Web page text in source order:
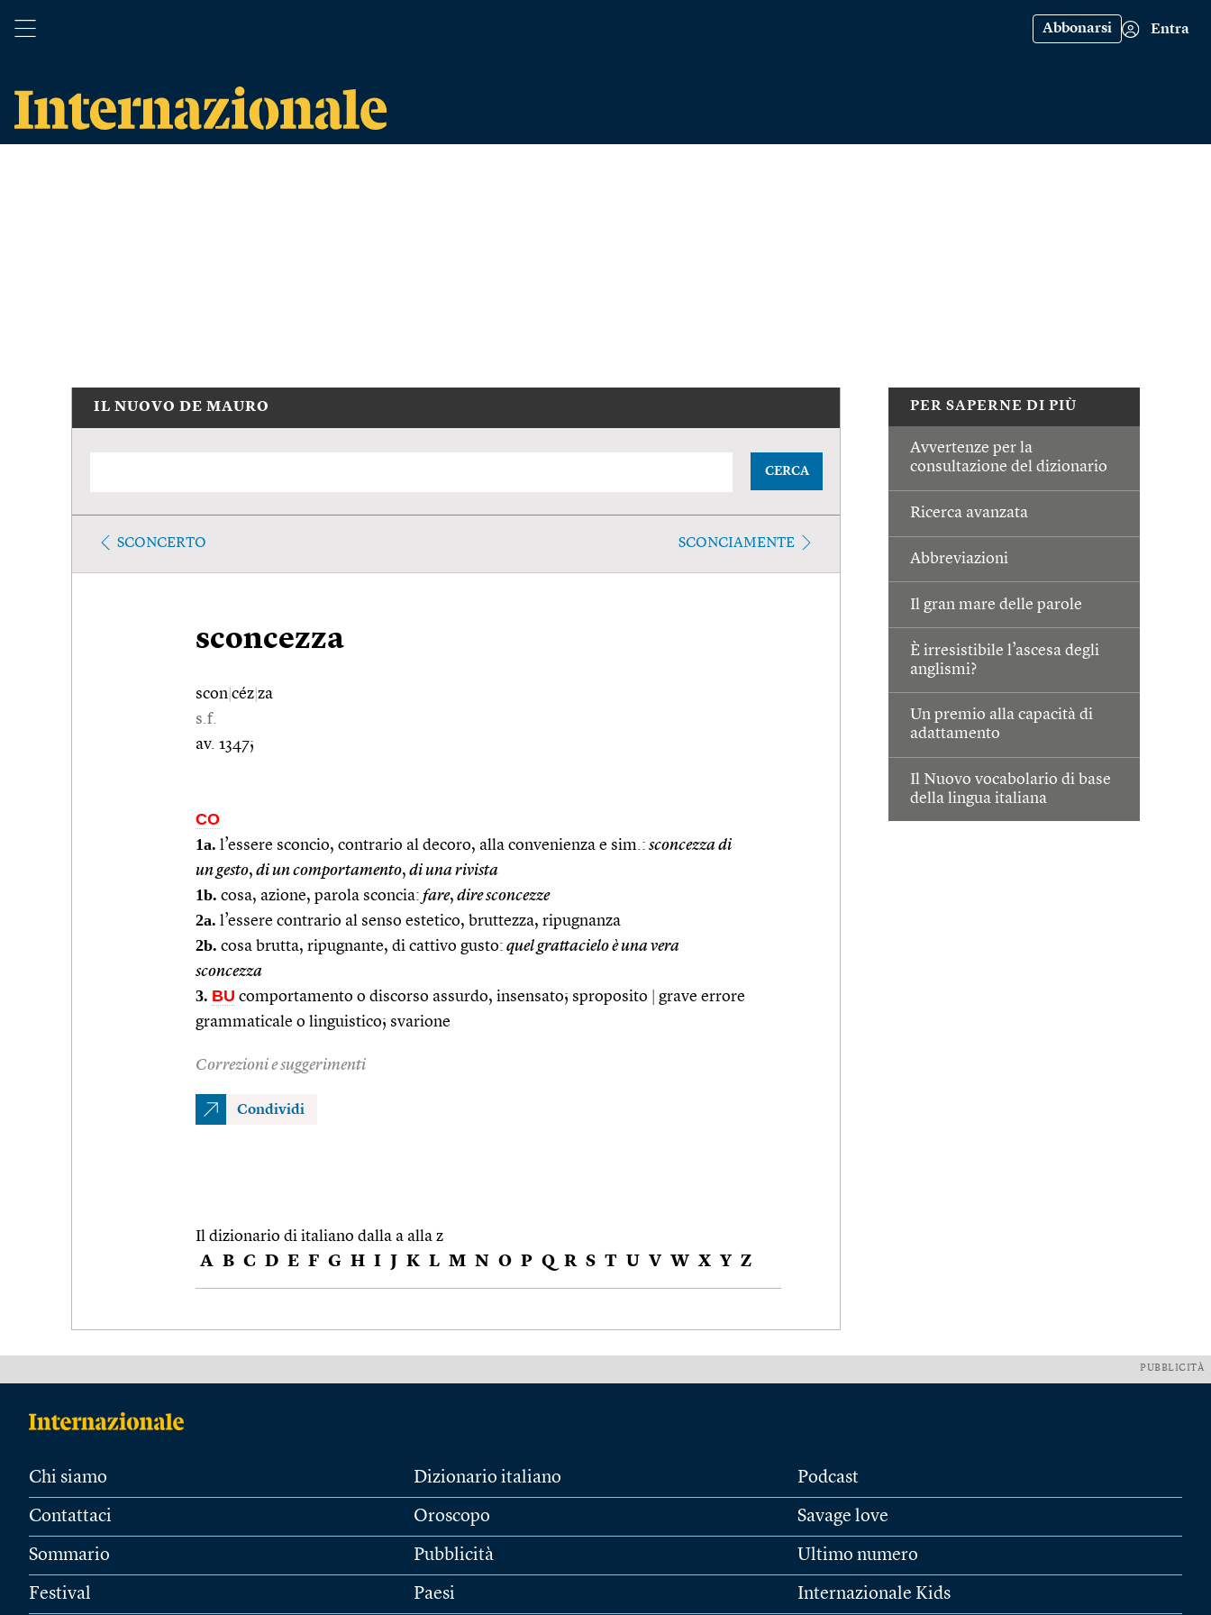
Abbonarsi Entra
PER SAPERNE DI PIÙ
Avvertenze per la
consultazione del dizionario
Ricerca avanzata
Abbreviazioni
Il gran mare delle parole
È irresistibile l’ascesa degli
anglismi?
Un premio alla capacità di
adattamento
Il Nuovo vocabolario di base
della lingua italiana
IL NUOVO DE MAURO
CERCA
SCONCERTO SCONCIAMENTE
sconcezza
scon céz za
s.f.
av. 1347;
CO
1a. l’essere sconcio, contrario al decoro, alla convenienza e sim.: sconcezza di
un gesto, di un comportamento, di una rivista
1b. cosa, azione, parola sconcia: fare, dire sconcezze
2a. l’essere contrario al senso estetico, bruttezza, ripugnanza
2b. cosa brutta, ripugnante, di cattivo gusto: quel grattacielo è una vera
sconcezza
3. BU comportamento o discorso assurdo, insensato; sproposito
grave errore
grammaticale o linguistico; svarione
Correzioni e suggerimenti
Condividi
Il dizionario di italiano dalla a alla z
A B C D E F G H I J K L M N O P Q R S T U V W X Y Z
PUBBLICITÀ
Chi siamo
Contattaci
Sommario
Festival
Dizionario italiano
Oroscopo
Pubblicità
Paesi
Podcast
Savage love
Ultimo numero
Internazionale Kids